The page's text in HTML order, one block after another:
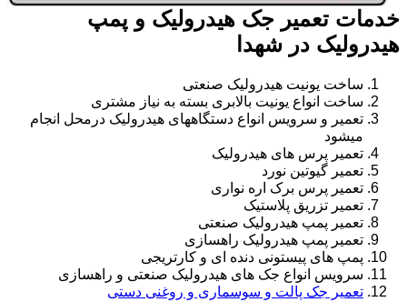
خدمات تعمیر جک هیدرولیک و پمپ
هیدرولیک در شهدا
ساخت یونیت هیدرولیک صنعتی
ساخت انواع یونیت بالابری بسته به نیاز مشتری
تعمیر و سرویس انواع دستگاههای هیدرولیک درمحل انجام
میشود
تعمیر پرس های هیدرولیک
تعمیر گیوتین نورد
تعمیر پرس برک اره نواری
تعمیر تزریق پلاستیک
تعمیر پمپ هیدرولیک صنعتی
تعمیر پمپ هیدرولیک راهسازی
پمپ های پیستونی دنده ای و کارتریجی
سرویس انواع جک های هیدرولیک صنعتی و راهسازی
تعمیر جک پالت و سوسماری و روغنی دستی